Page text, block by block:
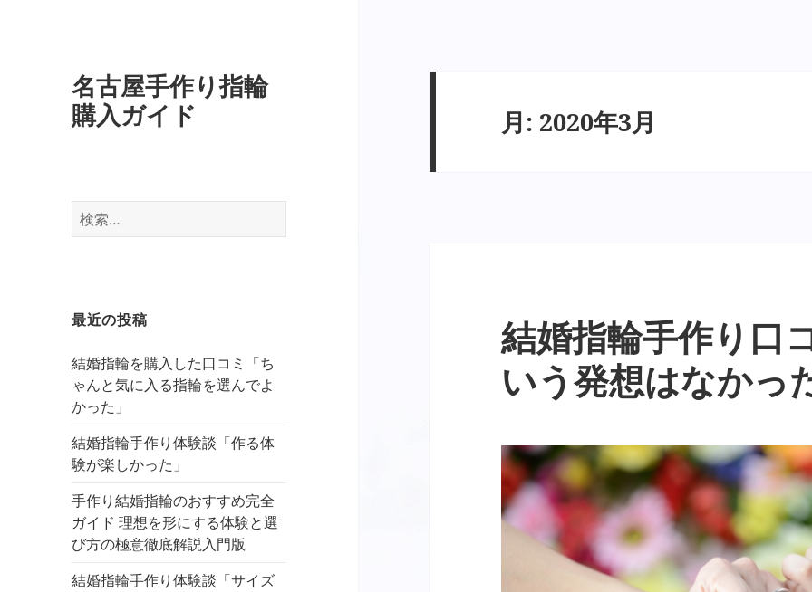
名古屋手作り指輪
購入ガイド
検
索:
最近の投稿
結婚指輪を購入した口コミ「ち
ゃんと気に入る指輪を選んでよ
かった」
結婚指輪手作り体験談「作る体
験が楽しかった」
手作り結婚指輪のおすすめ完全
ガイド 理想を形にする体験と選
び方の極意徹底解説入門版
結婚指輪手作り体験談「サイズ
月: 2020年3月
結婚指輪手作り口
いう発想はなかっ